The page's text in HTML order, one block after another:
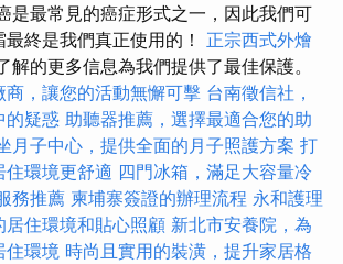
是最常見的癌症形式之一，因此我們可
終是我們真正使用的！ 正宗西式外燴
解的更多信息為我們提供了最佳保護。
，讓您的活動無懈可擊 台南徵信社，
的疑惑 助聽器推薦，選擇最適合您的助
月子中心，提供全面的月子照護方案 打
住環境更舒適 四門冰箱，滿足大容量冷
務推薦 柬埔寨簽證的辦理流程 永和護理
居住環境和貼心照顧 新北市安養院，為
住環境 時尚且實用的裝潢，提升家居格